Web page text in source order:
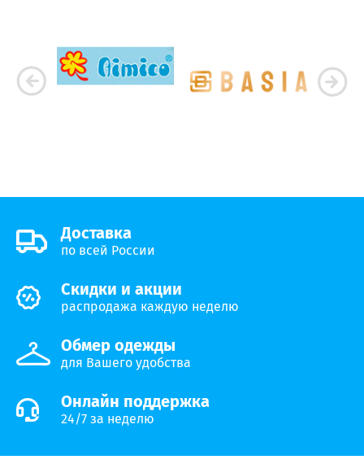
Доставка
по всей России
Скидки и акции
распродажа каждую неделю
Обмер одежды
для Вашего удобства
Онлайн поддержка
24/7 за неделю